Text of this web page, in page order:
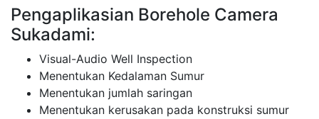
Pengaplikasian Borehole Camera
Sukadami:
Visual-Audio Well Inspection
Menentukan Kedalaman Sumur
Menentukan jumlah saringan
Menentukan kerusakan pada konstruksi sumur